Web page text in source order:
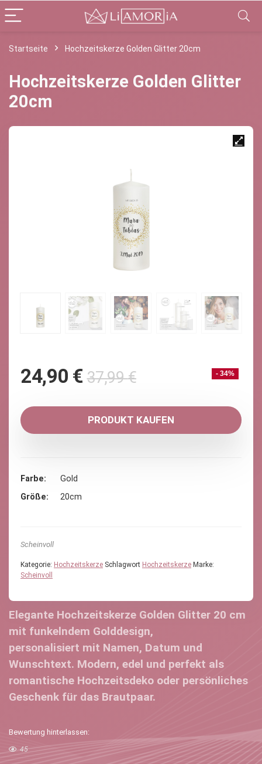
Startseite Hochzeitskerze Golden Glitter 20cm
Hochzeitskerze Golden Glitter
20cm
- 34%
37,99€
war:
37,99 €
24,90 € Aktueller
ist:
24,90 €.
PRODUKT KAUFEN
Farbe
Gold
Größe
20cm
Scheinvoll
Kategorie: Hochzeitskerze Schlagwort Hochzeitskerze Marke:
Scheinvoll
Elegante Hochzeitskerze Golden Glitter 20 cm
mit funkelndem Golddesign,
personalisiert mit Namen, Datum und
Wunschtext. Modern, edel und perfekt als
romantische Hochzeitsdeko oder persönliches
Geschenk für das Brautpaar.
Bewertung hinterlassen:
45